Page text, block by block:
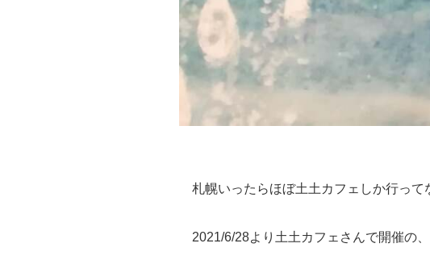
札幌いったらほぼ土土カフェしか行っ
2021/6/28より土土カフェさんで開催の、